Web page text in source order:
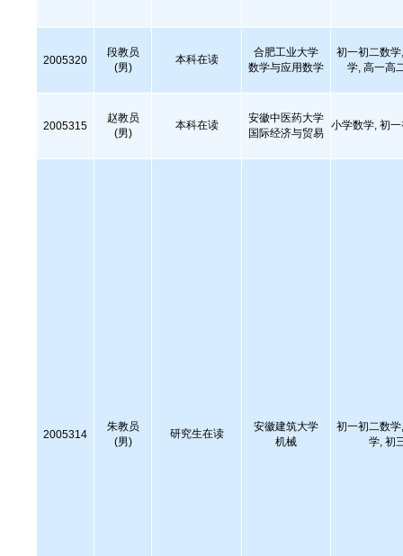
2005320
段教员
(男)
本科在读
合肥工业大学
数学与应用数学
初一初二数
学, 高一高
2005315
赵教员
(男)
本科在读
安徽中医药大学
国际经济与贸易
小学数学, 初
2005314
朱教员
(男)
研究生在读
安徽建筑大学
机械
初一初二数
学, 初